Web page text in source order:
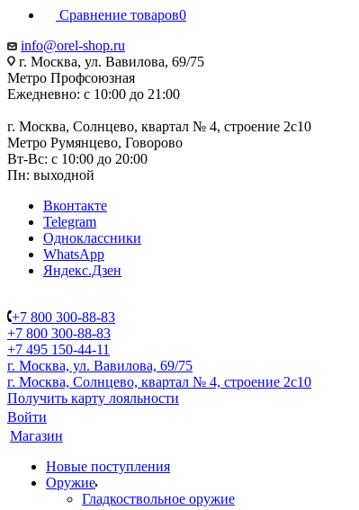
Сравнение товаров0
info@orel-shop.ru
г. Москва, ул. Вавилова, 69/75
Метро Профсоюзная
Ежедневно: с 10:00 до 21:00
г. Москва, Солнцево, квартал № 4, строение 2с10
Метро Румянцево, Говорово
Вт-Вс: с 10:00 до 20:00
Пн: выходной
Вконтакте
Telegram
Одноклассники
WhatsApp
Яндекс.Дзен
+7 800 300-88-83
+7 800 300-88-83
+7 495 150-44-11
г. Москва, ул. Вавилова, 69/75
г. Москва, Солнцево, квартал № 4, строение 2с10
Получить карту лояльности
Войти
Магазин
Новые поступления
Оружие
Гладкоствольное оружие